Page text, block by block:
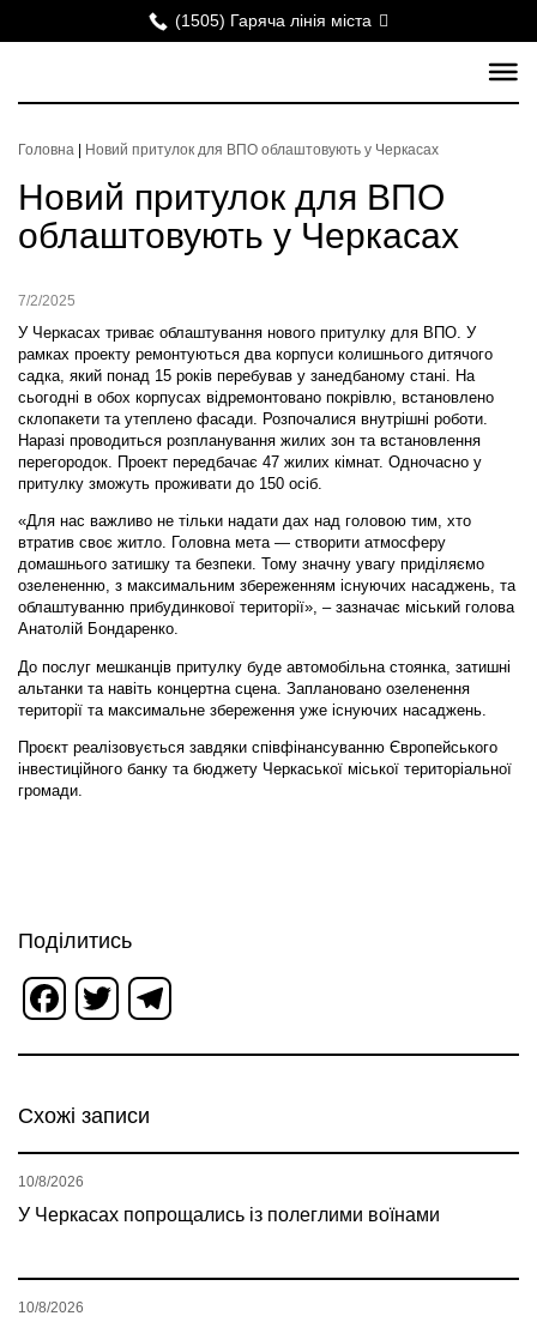
(1505) Гаряча лінія міста
Головна Новий притулок для ВПО облаштовують у Черкасах
Новий притулок для ВПО
облаштовують у Черкасах
7/2/2025
У Черкасах триває облаштування нового притулку для ВПО. У
рамках проекту ремонтуються два корпуси колишнього дитячого
садка, який понад 15 років перебував у занедбаному стані. На
сьогодні в обох корпусах відремонтовано покрівлю, встановлено
склопакети та утеплено фасади. Розпочалися внутрішні роботи.
Наразі проводиться розпланування жилих зон та встановлення
перегородок. Проект передбачає 47 жилих кімнат. Одночасно у
притулку зможуть проживати до 150 осіб.
«Для нас важливо не тільки надати дах над головою тим, хто
втратив своє житло. Головна мета — створити атмосферу
домашнього затишку та безпеки. Тому значну увагу приділяємо
озелененню, з максимальним збереженням існуючих насаджень, та
облаштуванню прибудинкової території», – зазначає міський голова
Анатолій Бондаренко.
До послуг мешканців притулку буде автомобільна стоянка, затишні
альтанки та навіть концертна сцена. Заплановано озеленення
території та максимальне збереження уже існуючих насаджень.
Проєкт реалізовується завдяки співфінансуванню Європейського
інвестиційного банку та бюджету Черкаської міської територіальної
громади.
Поділитись
Facebook
Twitter
Схожі записи
У Черкасах попрощались із полеглими воїнами
10/8/2026
10/8/2026